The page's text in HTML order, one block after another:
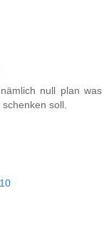
null plan was
soll.